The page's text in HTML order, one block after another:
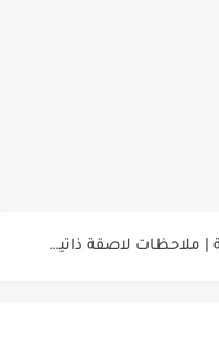
لوازم مدرسية ومكتبية | ملاحظات لاصقة ذاتية على شكل قلب...